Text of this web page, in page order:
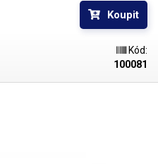
obsahuje vždy 1000 kusů
Koupit
Kód:
100081